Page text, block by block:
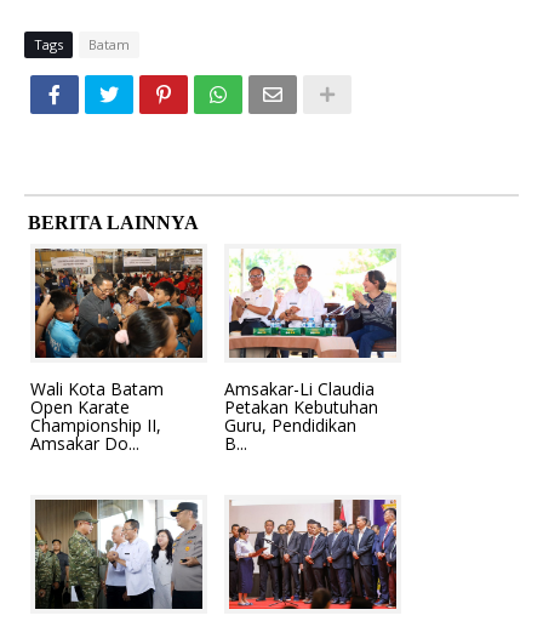
Tags Batam
BERITA LAINNYA
Wali Kota Batam
Open Karate
Championship II,
Amsakar Do...
Amsakar-Li Claudia
Petakan Kebutuhan
Guru, Pendidikan
B...